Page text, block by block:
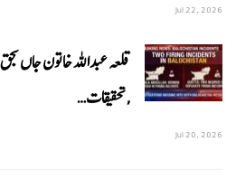
Jul 22, 2026
,تحقیقات…
Jul 20, 2026